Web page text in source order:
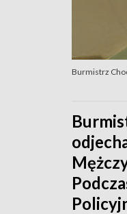
Burmistrz